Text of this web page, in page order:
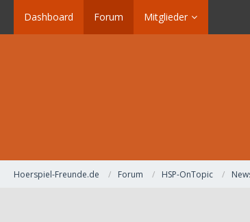
Dashboard Forum Mitglieder
Hoerspiel-Freunde.de Forum HSP-OnTopic